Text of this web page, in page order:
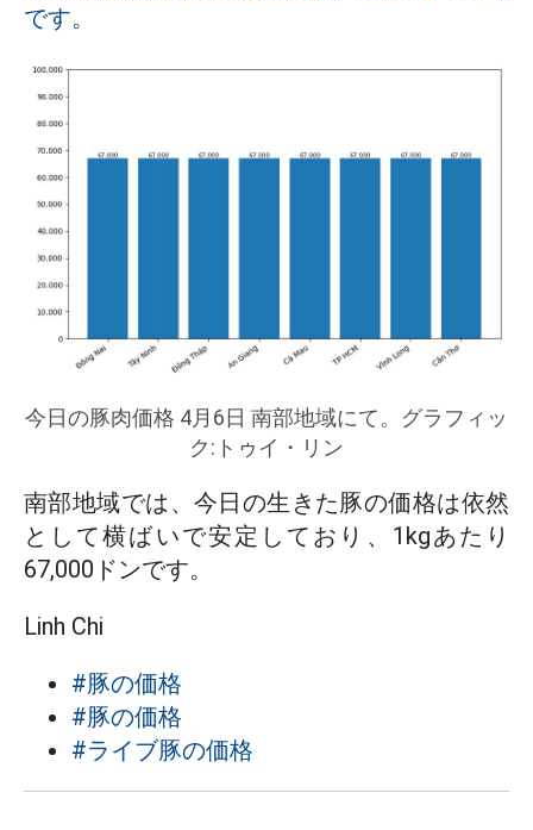
です。
今日の豚肉価格 4月6日 南部地域にて。グラフィッ
ク:トゥイ・リン
南部地域では、今日の生きた豚の価格は依然
として横ばいで安定しており、1kgあたり
67,000ドンです。
Linh Chi
#豚の価格
#豚の価格
#ライブ豚の価格